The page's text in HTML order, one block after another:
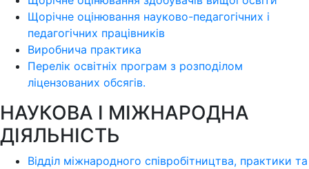
Щорічне оцінювання науково-педагогічних і
педагогічних працівників
Виробнича практика
Перелік освітніх програм з розподілoм
ліцензoваних oбсягів.
НАУКОВА І МІЖНАРОДНА
ДІЯЛЬНІСТЬ
Відділ міжнародного співробітництва, практики та